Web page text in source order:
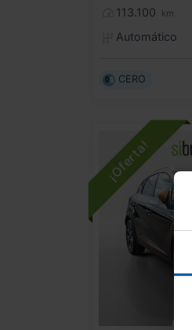
113.100 km
Automático
CERO